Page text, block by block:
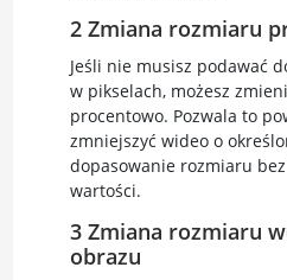
2 Zmiana rozmiaru
Jeśli nie musisz podawać
w pikselach, możesz
procentowo. Pozwala to
zmniejszyć wideo o
dopasowanie rozmiaru
wartości.
3 Zmiana rozmiaru
obrazu